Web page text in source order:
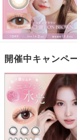
開催中キャンペ